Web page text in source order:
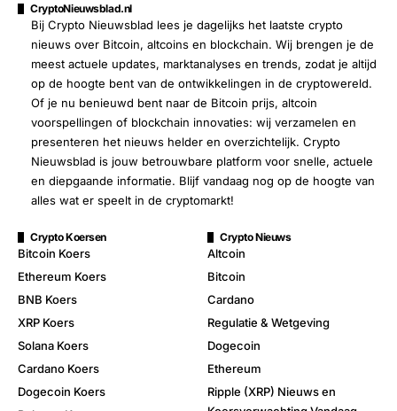
CryptoNieuwsblad.nl
Bij Crypto Nieuwsblad lees je dagelijks het laatste crypto
nieuws over Bitcoin, altcoins en blockchain. Wij brengen je de
meest actuele updates, marktanalyses en trends, zodat je altijd
op de hoogte bent van de ontwikkelingen in de cryptowereld.
Of je nu benieuwd bent naar de Bitcoin prijs, altcoin
voorspellingen of blockchain innovaties: wij verzamelen en
presenteren het nieuws helder en overzichtelijk. Crypto
Nieuwsblad is jouw betrouwbare platform voor snelle, actuele
en diepgaande informatie. Blijf vandaag nog op de hoogte van
alles wat er speelt in de cryptomarkt!
Crypto Koersen
Bitcoin Koers
Ethereum Koers
BNB Koers
XRP Koers
Solana Koers
Cardano Koers
Dogecoin Koers
Crypto Nieuws
Altcoin
Bitcoin
Cardano
Regulatie & Wetgeving
Dogecoin
Ethereum
Ripple (XRP) Nieuws en